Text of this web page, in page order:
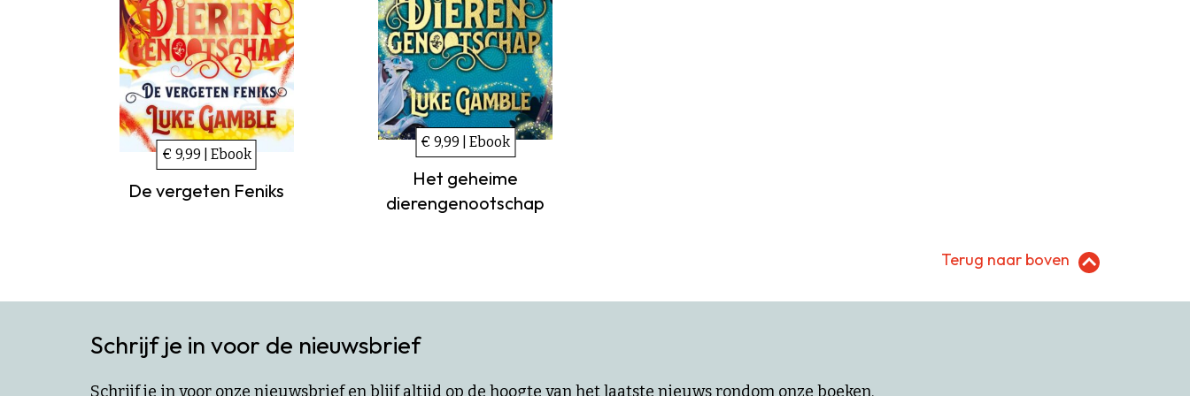
€ 9,99 | Ebook
De vergeten Feniks
€ 9,99 | Ebook
Het geheime
dierengenootschap
Terug naar boven
Schrijf je in voor de nieuwsbrief
Schrijf je in voor onze nieuwsbrief en blijf altijd op de hoogte van het laatste nieuws rondom onze boeken.